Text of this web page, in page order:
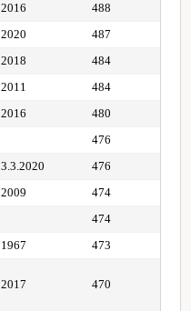
2016
488
2020
487
2018
484
2011
484
2016
480
476
3.3.2020
476
2009
474
474
1967 473
2017 470